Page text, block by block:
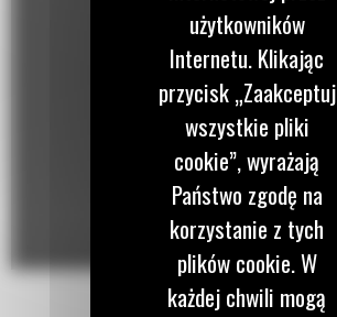
użytkowników
Internetu. Klikając
przycisk „Zaakceptuj
wszystkie pliki
cookie”, wyrażają
Państwo zgodę na
korzystanie z tych
plików cookie. W
każdej chwili mogą